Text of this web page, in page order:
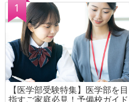
【医学部受験特集】医学部を目
指すご家庭必見！予備校ガイド